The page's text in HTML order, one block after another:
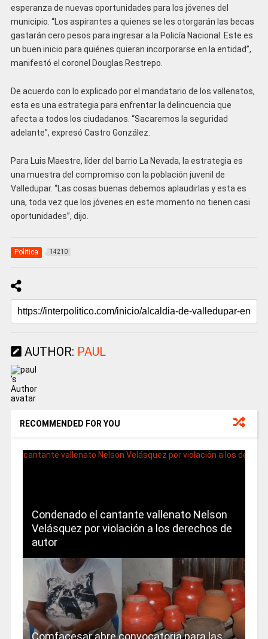
esperanza de nuevas oportunidades para los jóvenes del
municipio. “Los aspirantes a quienes se les otorgarán las becas
gastarán cero pesos para ingresar a la Policía Nacional. Este es
un buen inicio para quiénes quieran incorporarse en la entidad”,
manifestó el coronel Douglas Restrepo.
De acuerdo con lo explicado por el mandatario de los vallenatos,
esta es una estrategia para enfrentar la delincuencia que
afecta a todos los ciudadanos. “Sacaremos la seguridad
adelante”, expresó Castro González.
Para Luis Maestre, líder del barrio La Nevada, la estrategia es
una muestra del compromiso con la población juvenil de
Valledupar. “Las cosas buenas debemos aplaudirlas y esta es
una, toda vez que los jóvenes en este momento no tienen casi
oportunidades”, dijo.
Politica 14210
AUTHOR: PAUL
RECOMMENDED FOR YOU
Condenado el cantante vallenato Nelson
Velásquez por violación a los derechos de
autor
Comfacesar abre convocatoria para las